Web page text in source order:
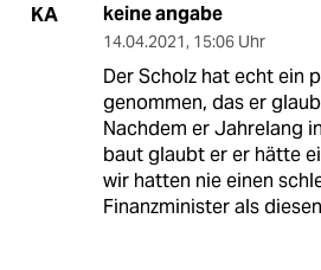
KA keine angabe
14.04.2021, 15:06 Uhr
Der Scholz hat echt ein
genommen, das er
Nachdem er Jahrelang
baut glaubt er er hätte
wir hatten nie einen
Finanzminister als